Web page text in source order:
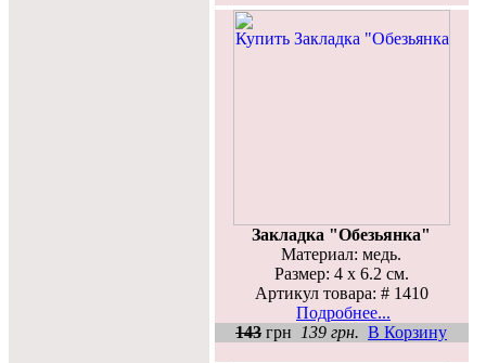
Закладка "Обезьянка"
Материал: медь.
Размер: 4 х 6.2 см.
Артикул товара: # 1410
Подробнее...
143 грн 139 грн. В Корзину